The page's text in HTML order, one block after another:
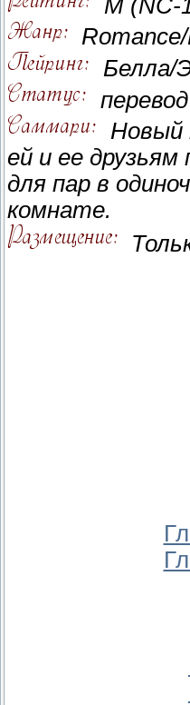
M (NC-
Белла/
Новый
ей и ее
для пар в
комнате.